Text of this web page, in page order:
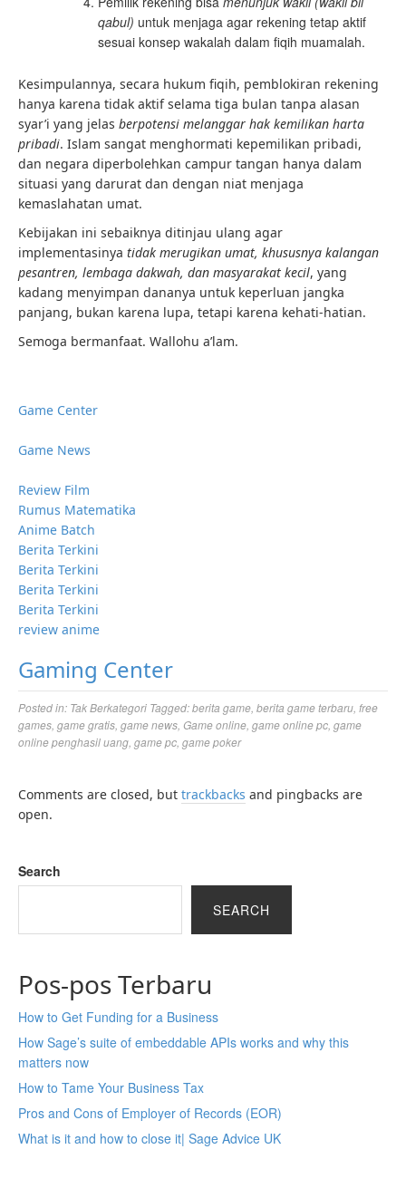
qabul) untuk menjaga agar rekening tetap aktif
sesuai konsep wakalah dalam fiqih muamalah.
Kesimpulannya, secara hukum fiqih, pemblokiran rekening
hanya karena tidak aktif selama tiga bulan tanpa alasan
syar’i yang jelas berpotensi melanggar hak kemilikan harta
pribadi. Islam sangat menghormati kepemilikan pribadi,
dan negara diperbolehkan campur tangan hanya dalam
situasi yang darurat dan dengan niat menjaga
kemaslahatan umat.
Kebijakan ini sebaiknya ditinjau ulang agar
implementasinya tidak merugikan umat, khususnya kalangan
pesantren, lembaga dakwah, dan masyarakat kecil, yang
kadang menyimpan dananya untuk keperluan jangka
panjang, bukan karena lupa, tetapi karena kehati-hatian.
Semoga bermanfaat. Wallohu a’lam.
Game Center
Game News
Review Film
Rumus Matematika
Anime Batch
Berita Terkini
Berita Terkini
Berita Terkini
Berita Terkini
review anime
Gaming Center
Posted in: Tak Berkategori Tagged:berita game berita game terbaru free
games game gratis game news Game online game online pc game
online penghasil uang game pc game poker
Comments are closed, but trackbacks and pingbacks are
open.
Search
SEARCH
Pos-pos Terbaru
How to Get Funding for a Business
How Sage’s suite of embeddable APIs works and why this
matters now
How to Tame Your Business Tax
Pros and Cons of Employer of Records (EOR)
What is it and how to close it| Sage Advice UK